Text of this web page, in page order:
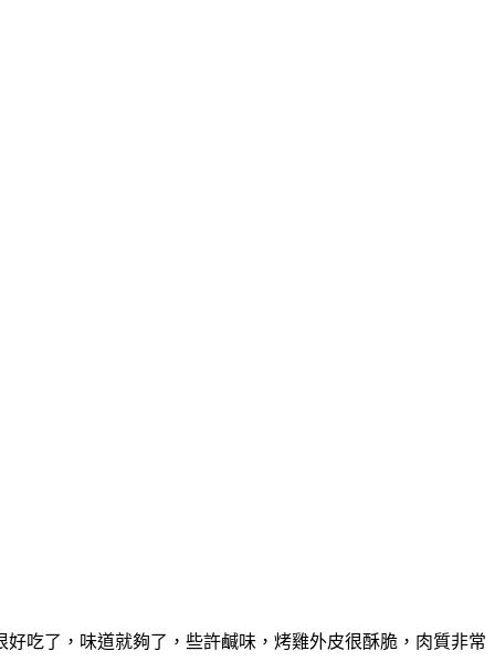
吃了，味道就夠了，些許鹹味，烤雞外皮很酥脆，肉質非常